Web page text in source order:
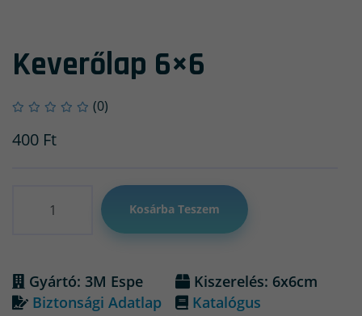
Keverőlap 6×6
(0)
400 Ft
Kosárba Teszem
Gyártó: 3M Espe
Kiszerelés: 6x6cm
Biztonsági Adatlap
Katalógus